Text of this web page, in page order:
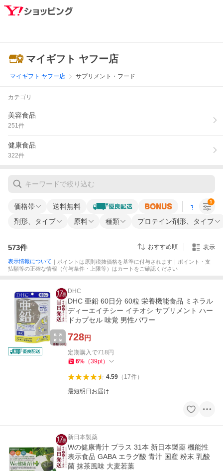
マイギフト ヤフー店
マイギフト ヤフー店 サプリメント・フード
カテゴリ
美容食品
251件
健康食品
322件
価格帯 送料無料 すべての条
剤形、タイプ 原料 種類 プロテイン剤形、タイプ
1
573件 おすすめ順 表示
表示情報について ｜ポイントは原則税抜価格を基準に付与されます｜ポイント・支
払額等の正確な情報（付与条件・上限等）はカートをご確認ください
DHC
DHC 亜鉛 60日分 60粒 栄養機能食品 ミネラル
ディーエイチシー イチオシ サプリメント ハー
ドカプセル 味覚 男性パワー
728円
定期購入で718 円
6% （39pt）
4.59（ 17件）
最短明日お届け
新日本製薬
Wの健康青汁 プラス 31本 新日本製薬 機能性
表示食品 GABA エラグ酸 青汁 国産 粉末 乳酸
菌 抹茶風味 大麦若葉